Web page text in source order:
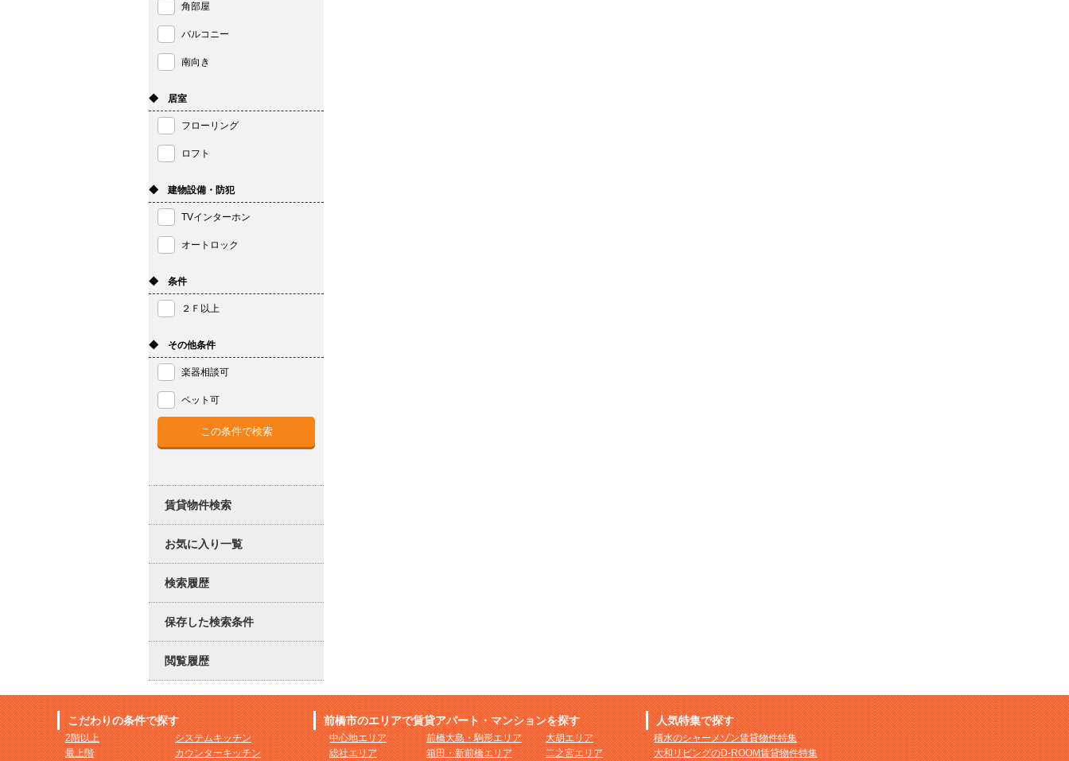
角部屋
バルコニー
南向き
◆ 居室
フローリング
ロフト
◆ 建物設備・防犯
TVインターホン
オートロック
◆ 条件
２Ｆ以上
◆ その他条件
楽器相談可
ペット可
賃貸物件検索
お気に入り一覧
検索履歴
保存した検索条件
閲覧履歴
こだわりの条件で探す
2階以上
最上階
システムキッチン
カウンターキッチン
前橋市のエリアで賃貸アパート・マンションを探す
中心地エリア
総社エリア
前橋大島・駒形エリア
箱田・新前橋エリア
大胡エリア
二之宮エリア
人気特集で探す
積水のシャーメゾン賃貸物件特集
大和リビングのD-ROOM賃貸物件特集